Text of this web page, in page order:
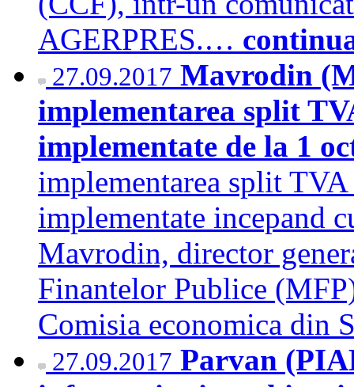
AGERPRES.…
27.09.2017 Mavrodin
implementarea split
implementate de la 1
implementarea split
implementate incepand
Mavrodin, director
Finantelor Publice
Comisia economica din
27.09.2017 Parvan